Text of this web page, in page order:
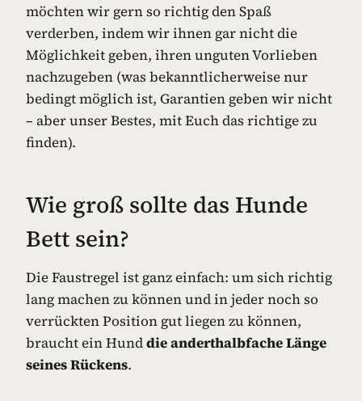
möchten wir gern so richtig den Spaß
verderben, indem wir ihnen gar nicht die
Möglichkeit geben, ihren unguten Vorlieben
nachzugeben (was bekanntlicherweise nur
bedingt möglich ist, Garantien geben wir nicht
– aber unser Bestes, mit Euch das richtige zu
finden).
Wie groß sollte das Hunde
Bett sein?
Die Faustregel ist ganz einfach: um sich richtig
lang machen zu können und in jeder noch so
verrückten Position gut liegen zu können,
braucht ein Hunddie anderthalbfache Länge
seines Rückens.